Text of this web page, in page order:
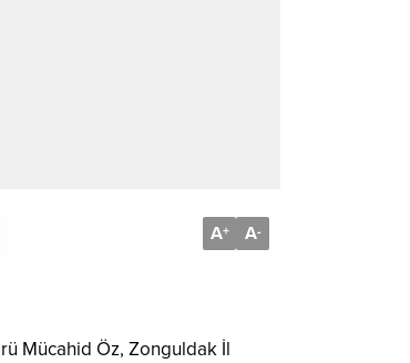
A+ A-
Mücahid Öz, Zonguldak İl